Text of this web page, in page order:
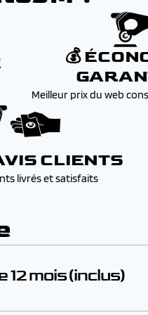
outil) + prise 13 broches
💰
Meilleur prix du web
CLIENTS
livrés et satisfaits
mois (inclus)